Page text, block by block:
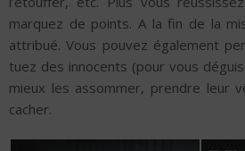
marquez de points. A la fin de la
attribué. Vous pouvez également
tuez des innocents (pour vous
mieux les assommer, prendre leur
cacher.